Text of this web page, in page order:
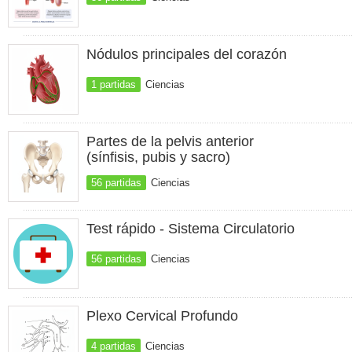
Nódulos principales del corazón
1 partidas Ciencias
Partes de la pelvis anterior
(sínfisis, pubis y sacro)
56 partidas Ciencias
Test rápido - Sistema Circulatorio
56 partidas Ciencias
Plexo Cervical Profundo
4 partidas Ciencias